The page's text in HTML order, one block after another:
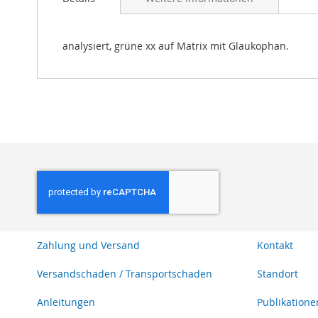
analysiert, grüne xx auf Matrix mit Glaukophan.
Zahlung und Versand
Versandschaden / Transportschaden
Anleitungen
Kontakt
Standort